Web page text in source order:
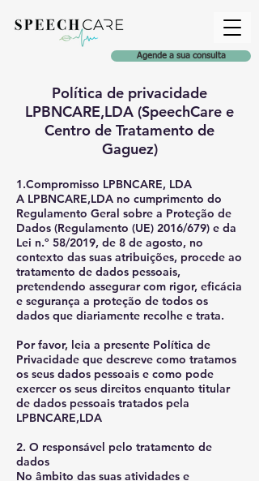
Agende a sua consulta
Política de privacidade
LPBNCARE,LDA (SpeechCare e
Centro de Tratamento de
Gaguez)
1.Compromisso LPBNCARE, LDA
A LPBNCARE,LDA no cumprimento do
Regulamento Geral sobre a Proteção de
Dados (Regulamento (UE) 2016/679) e da
Lei n.º 58/2019, de 8 de agosto, no
contexto das suas atribuições, procede ao
tratamento de dados pessoais,
pretendendo assegurar com rigor, eficácia
e segurança a proteção de todos os
dados que diariamente recolhe e trata.
Por favor, leia a presente Política de
Privacidade que descreve como tratamos
os seus dados pessoais e como pode
exercer os seus direitos enquanto titular
de dados pessoais tratados pela
LPBNCARE,LDA
2. O responsável pelo tratamento de
dados
No âmbito das suas atividades e